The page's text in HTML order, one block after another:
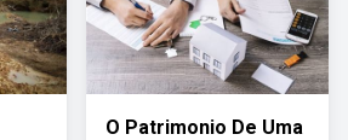
O Patrimonio De Uma